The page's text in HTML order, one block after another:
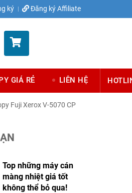
ký Đăng ký Affiliate
GIÁ RẺ LIÊN HỆ
Fuji Xerox V-5070 CP
Top những máy cán
màng nhiệt giá tốt
không thể bỏ qua!